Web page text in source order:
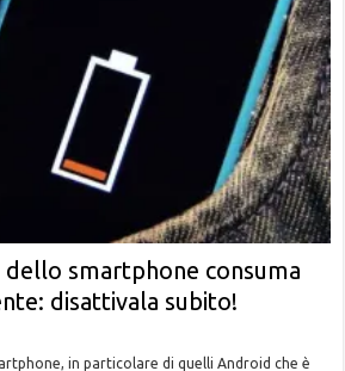
smartphone consuma
disattivala subito!
in particolare di quelli Android che è